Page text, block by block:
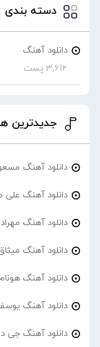
دسته بندی
دانلود آهنگ
3,612 پست
جدیدترین
دانلود آهنگ
دانلود آهنگ
دانلود آهنگ
دانلود آهنگ
دانلود آهنگ
دانلود آهنگ
دانلود آهنگ جی